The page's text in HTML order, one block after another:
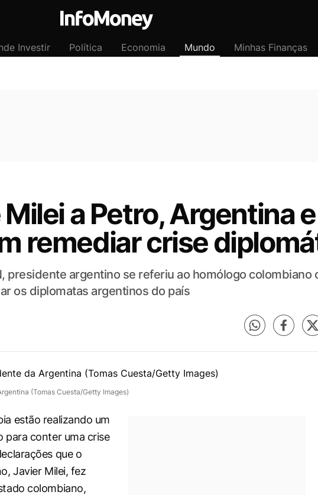
Investir Política Economia Mundo Minhas Finanças
a Petro, Argentina e
remediar crise
presidente argentino se referiu ao homólogo colombiano
os diplomatas argentinos do país
(Tomas Cuesta/Getty Images)
estão realizando um
para conter uma crise
que o
Javier Milei, fez
colombiano,